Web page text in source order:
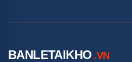
bếp, sản phẩm hòa hợp hoàn
BANLETAIKHO .VN